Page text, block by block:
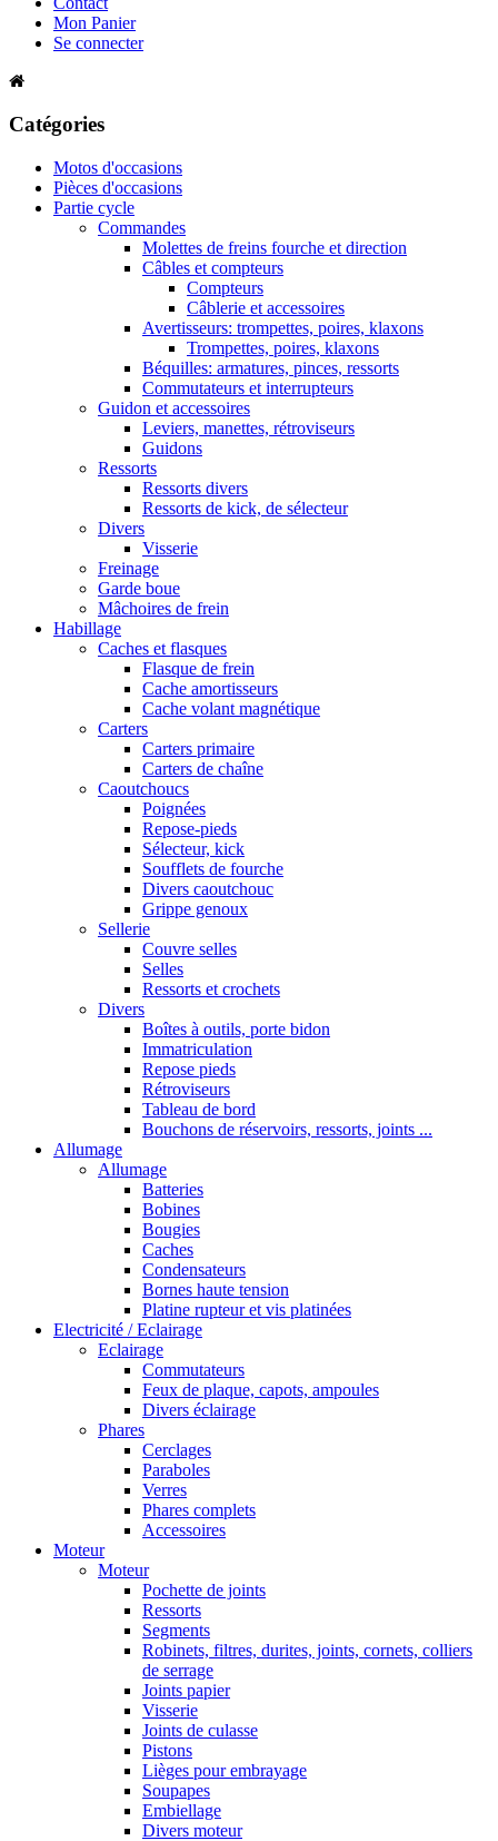
Mon Panier
Se connecter
Catégories
Motos d'occasions
Pièces d'occasions
Partie cycle
Commandes
Molettes de freins fourche et direction
Câbles et compteurs
Compteurs
Câblerie et accessoires
Avertisseurs: trompettes, poires, klaxons
Trompettes, poires, klaxons
Béquilles: armatures, pinces, ressorts
Commutateurs et interrupteurs
Guidon et accessoires
Leviers, manettes, rétroviseurs
Guidons
Ressorts
Ressorts divers
Ressorts de kick, de sélecteur
Divers
Visserie
Freinage
Garde boue
Mâchoires de frein
Habillage
Caches et flasques
Flasque de frein
Cache amortisseurs
Cache volant magnétique
Carters
Carters primaire
Carters de chaîne
Caoutchoucs
Poignées
Repose-pieds
Sélecteur, kick
Soufflets de fourche
Divers caoutchouc
Grippe genoux
Sellerie
Couvre selles
Selles
Ressorts et crochets
Divers
Boîtes à outils, porte bidon
Immatriculation
Repose pieds
Rétroviseurs
Tableau de bord
Bouchons de réservoirs, ressorts, joints ...
Allumage
Allumage
Batteries
Bobines
Bougies
Caches
Condensateurs
Bornes haute tension
Platine rupteur et vis platinées
Electricité / Eclairage
Eclairage
Commutateurs
Feux de plaque, capots, ampoules
Divers éclairage
Phares
Cerclages
Paraboles
Verres
Phares complets
Accessoires
Moteur
Moteur
Pochette de joints
Ressorts
Segments
Robinets, filtres, durites, joints, cornets, colliers
de serrage
Joints papier
Visserie
Joints de culasse
Pistons
Lièges pour embrayage
Soupapes
Embiellage
Divers moteur